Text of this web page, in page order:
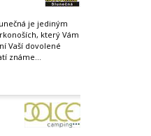
je jediným
který Vám
Vaší dovolené
známe...